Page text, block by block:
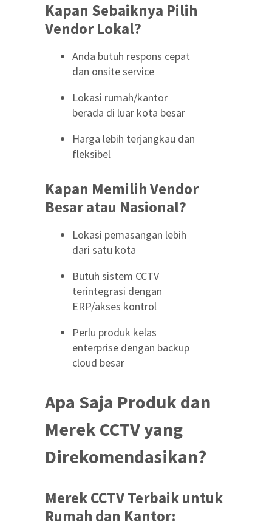
Kapan Sebaiknya Pilih
Vendor Lokal?
Anda butuh respons cepat
dan onsite service
Lokasi rumah/kantor
berada di luar kota besar
Harga lebih terjangkau dan
fleksibel
Kapan Memilih Vendor
Besar atau Nasional?
Lokasi pemasangan lebih
dari satu kota
Butuh sistem CCTV
terintegrasi dengan
ERP/akses kontrol
Perlu produk kelas
enterprise dengan backup
cloud besar
Apa Saja Produk dan
Merek CCTV yang
Direkomendasikan?
Merek CCTV Terbaik untuk
Rumah dan Kantor: